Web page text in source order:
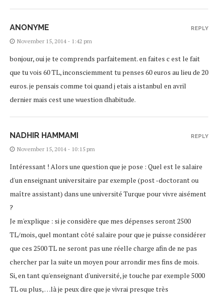
ANONYME
November 15, 2014 - 1:42 pm
bonjour, oui je te comprends parfaitement. en faites c est le fait
que tu vois 60 TL, inconsciemment tu penses 60 euros au lieu de 20
euros. je pensais comme toi quand j etais a istanbul en avril
dernier mais cest une wuestion dhabitude.
REPLY
NADHIR HAMMAMI
November 15, 2014 - 10:15 pm
Intéressant ! Alors une question que je pose : Quel est le salaire
d'un enseignant universitaire par exemple (post -doctorant ou
maître assistant) dans une université Turque pour vivre aisément
?
Je m'explique : si je considère que mes dépenses seront 2500
TL/mois, quel montant côté salaire pour que je puisse considérer
que ces 2500 TL ne seront pas une réelle charge afin de ne pas
chercher par la suite un moyen pour arrondir mes fins de mois.
Si, en tant qu'enseignant d'université, je touche par exemple 5000
TL ou plus, …là je peux dire que je vivrai presque très
REPLY